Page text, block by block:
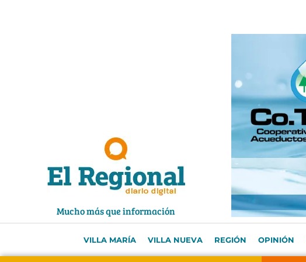
Mucho más que información
VILLA MARÍA VILLA NUEVA REGIÓN OPINIÓN